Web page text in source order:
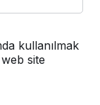
kullanılmak
site